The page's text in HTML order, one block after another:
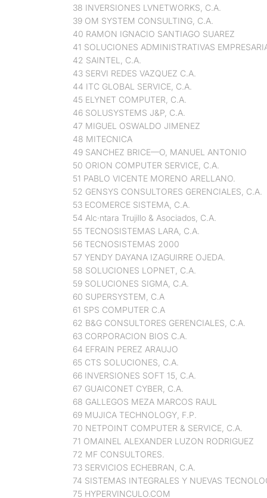
38 INVERSIONES LVNETWORKS, C.A.
39 OM SYSTEM CONSULTING, C.A.
40 RAMON IGNACIO SANTIAGO SUAREZ
41 SOLUCIONES ADMINISTRATIVAS
42 SAINTEL, C.A.
43 SERVI REDES VAZQUEZ C.A.
44 ITC GLOBAL SERVICE, C.A.
45 ELYNET COMPUTER, C.A.
46 SOLUSYSTEMS J&P, C.A.
47 MIGUEL OSWALDO JIMENEZ
48 MITECNICA
49 SANCHEZ BRICE—O, MANUEL ANTONIO
50 ORION COMPUTER SERVICE, C.A.
51 PABLO VICENTE MORENO ARELLANO.
52 GENSYS CONSULTORES GERENCIALES, C.A.
53 ECOMERCE SISTEMA, C.A.
54 Alc·ntara Trujillo & Asociados, C.A.
55 TECNOSISTEMAS LARA, C.A.
56 TECNOSISTEMAS 2000
57 YENDY DAYANA IZAGUIRRE OJEDA.
58 SOLUCIONES LOPNET, C.A.
59 SOLUCIONES SIGMA, C.A.
60 SUPERSYSTEM, C.A
61 SPS COMPUTER C.A
62 B&G CONSULTORES GERENCIALES, C.A.
63 CORPORACION BIOS C.A.
64 EFRAIN PEREZ ARAUJO
65 CTS SOLUCIONES, C.A.
66 INVERSIONES SOFT 15, C.A.
67 GUAICONET CYBER, C.A.
68 GALLEGOS MEZA MARCOS RAUL
69 MUJICA TECHNOLOGY, F.P.
70 NETPOINT COMPUTER & SERVICE, C.A.
71 OMAINEL ALEXANDER LUZON RODRIGUEZ
72 MF CONSULTORES.
73 SERVICIOS ECHEBRAN, C.A.
74 SISTEMAS INTEGRALES Y NUEVAS
75 HYPERVINCULO.COM